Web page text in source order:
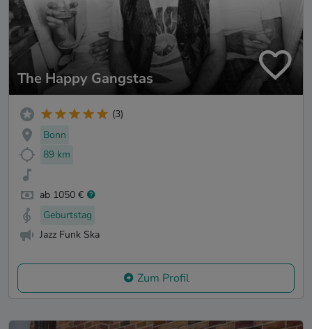
The Happy Gangstas
(3)
Bonn
89 km
ab 1050 €
Geburtstag
Jazz Funk Ska
Zum Profil